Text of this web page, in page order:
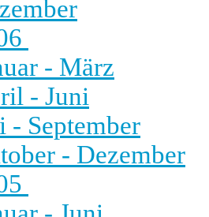
- März
- Juni
- September
- Dezember